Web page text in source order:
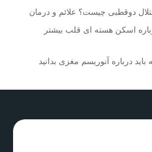
دوقطبی چیست؟ علائم و درمان
اسکن هسته ای قلب بیشتر
درباره آنوریسم مغزی بدانید